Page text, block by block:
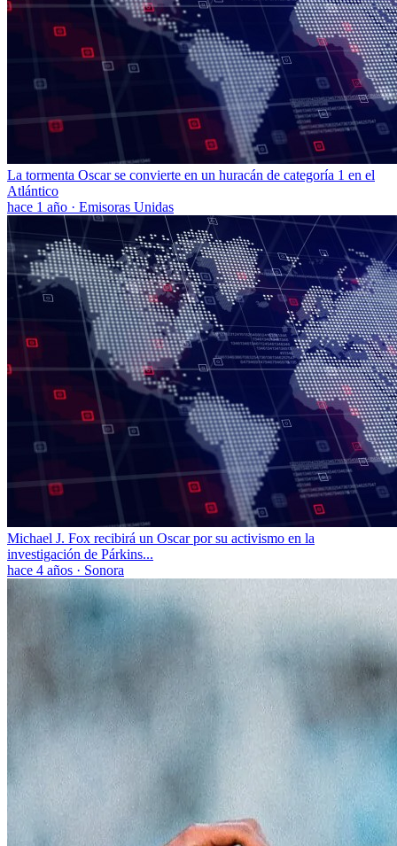
La tormenta Oscar se convierte en un huracán de categoría 1 en el
Atlántico
hace 1 año · Emisoras Unidas
Michael J. Fox recibirá un Oscar por su activismo en la
investigación de Párkins...
hace 4 años · Sonora